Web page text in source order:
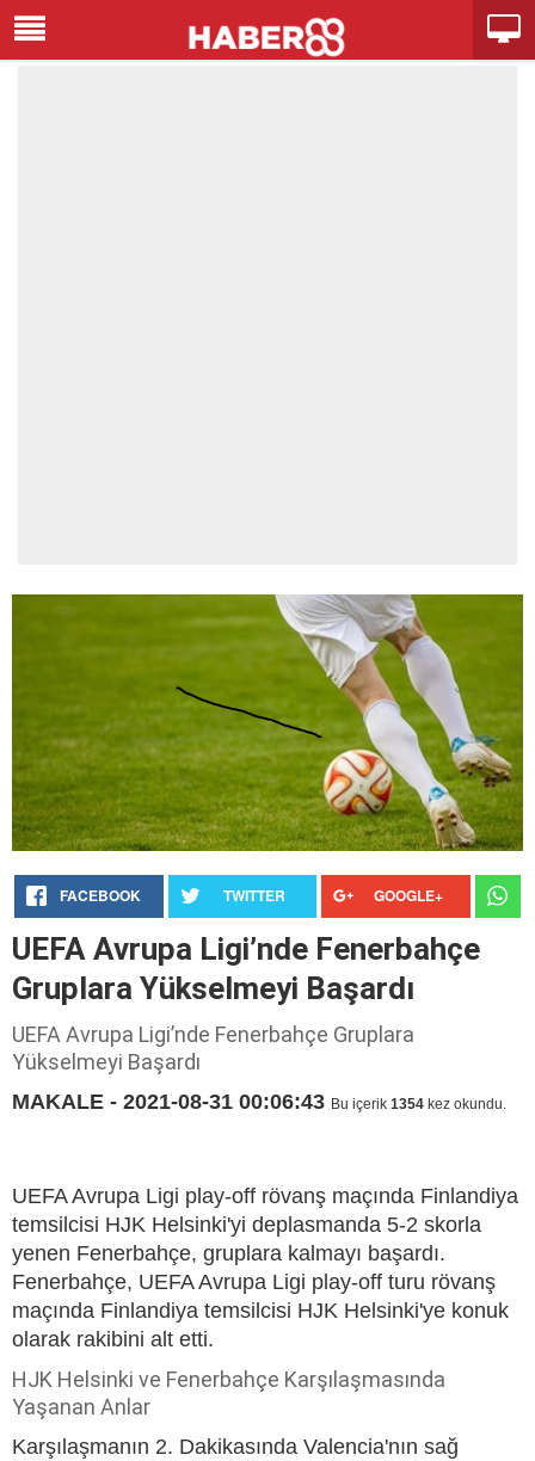
FACEBOOK TWITTER GOOGLE+
UEFA Avrupa Ligi’nde Fenerbahçe
Gruplara Yükselmeyi Başardı
UEFA Avrupa Ligi’nde Fenerbahçe Gruplara
Yükselmeyi Başardı
MAKALE - 2021-08-31 00:06:43 Bu içerik 1354 kez okundu.
UEFA Avrupa Ligi play-off rövanş maçında Finlandiya
temsilcisi HJK Helsinki'yi deplasmanda 5-2 skorla
yenen Fenerbahçe, gruplara kalmayı başardı.
Fenerbahçe, UEFA Avrupa Ligi play-off turu rövanş
maçında Finlandiya temsilcisi HJK Helsinki'ye konuk
olarak rakibini alt etti.
HJK Helsinki ve Fenerbahçe Karşılaşmasında
Yaşanan Anlar
Karşılaşmanın 2. Dakikasında Valencia'nın sağ